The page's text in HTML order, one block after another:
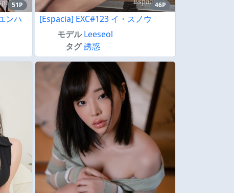
51P
ンハ
46P
[Espacia] EXC#123 イ・スノウ
モデル Leeseol
タグ誘惑